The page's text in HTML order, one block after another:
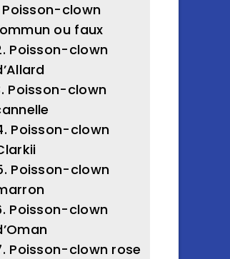
Poisson-clown
ou faux
Poisson-clown
Poisson-clown
Poisson-clown
Poisson-clown
Poisson-clown
Poisson-clown rose